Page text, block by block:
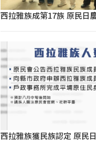
西拉雅族成第17族 原民日
西拉雅族獲民族認定 原民